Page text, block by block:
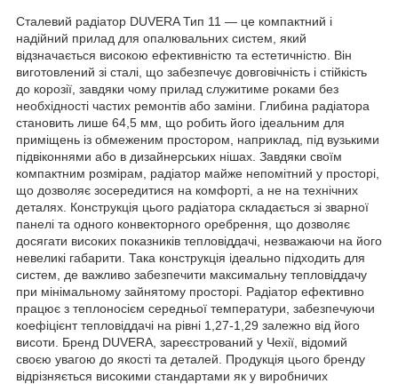
Сталевий радіатор DUVERA Тип 11 — це компактний і
надійний прилад для опалювальних систем, який
відзначається високою ефективністю та естетичністю. Він
виготовлений зі сталі, що забезпечує довговічність і стійкість
до корозії, завдяки чому прилад служитиме роками без
необхідності частих ремонтів або заміни. Глибина радіатора
становить лише 64,5 мм, що робить його ідеальним для
приміщень із обмеженим простором, наприклад, під вузькими
підвіконнями або в дизайнерських нішах. Завдяки своїм
компактним розмірам, радіатор майже непомітний у просторі,
що дозволяє зосередитися на комфорті, а не на технічних
деталях. Конструкція цього радіатора складається зі зварної
панелі та одного конвекторного оребрення, що дозволяє
досягати високих показників тепловіддачі, незважаючи на його
невеликі габарити. Така конструкція ідеально підходить для
систем, де важливо забезпечити максимальну тепловіддачу
при мінімальному зайнятому просторі. Радіатор ефективно
працює з теплоносієм середньої температури, забезпечуючи
коефіцієнт тепловіддачі на рівні 1,27-1,29 залежно від його
висоти. Бренд DUVERA, зареєстрований у Чехії, відомий
своєю увагою до якості та деталей. Продукція цього бренду
відрізняється високими стандартами як у виробничих